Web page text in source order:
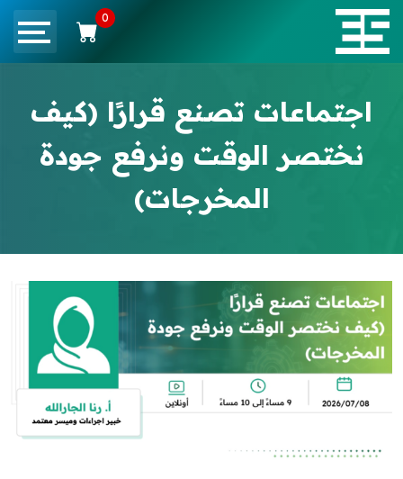
0
اجتماعات تصنع قرارًا (كيف
نختصر الوقت ونرفع جودة
المخرجات)